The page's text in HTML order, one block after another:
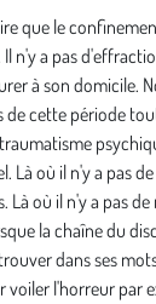
que le
n'y a pas
à son domicile.
de cette période
Là où il n'y a pas
Là où il n'y a pas
la chaîne du
dans ses
voiler l'horreur par